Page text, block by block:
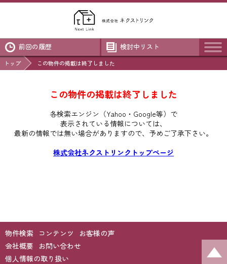
前回の履歴 検討中リスト
トップ この物件の掲載は終了しました
この物件の掲載は終了しました
各検索エンジン（Yahoo・Google等）で
表示されている情報については、
最新の情報では無い場合がありますので、 予めご了承下さい。
株式会社ネクストリンクトップページ
物件検索 コンテンツ
お客様の声
会社概要
お問い合わせ
個人情報の取り扱い